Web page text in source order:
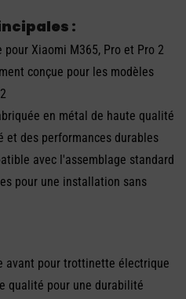
:
pour Xiaomi M365, Pro et Pro 2
conçue pour les modèles
en métal de haute qualité
et des performances durables
avec l'assemblage standard
pour une installation sans
avant pour trottinette électrique
qualité pour une durabilité